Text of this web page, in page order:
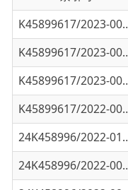
K45899617/2023-00051
K45899617/2023-00050
K45899617/2022-00535
24K458996/2022-01142
24K458996/2022-00995
24K458996/2022-00782
24K458996/2022-00599